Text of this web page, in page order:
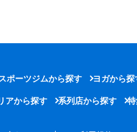
ポーツジムから探す ヨガから探
アから探す 系列店から探す